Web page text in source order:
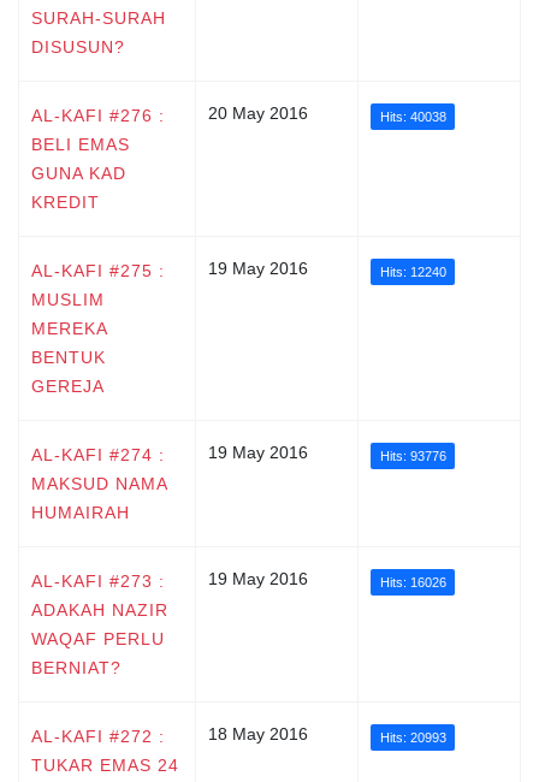
SURAH-SURAH
DISUSUN?
AL-KAFI #276 :
BELI EMAS
GUNA KAD
KREDIT
20 May 2016 Hits: 40038
AL-KAFI #275 :
MUSLIM
MEREKA
BENTUK
GEREJA
19 May 2016 Hits: 12240
AL-KAFI #274 :
MAKSUD NAMA
HUMAIRAH
19 May 2016 Hits: 93776
AL-KAFI #273 :
ADAKAH NAZIR
WAQAF PERLU
BERNIAT?
19 May 2016 Hits: 16026
AL-KAFI #272 :
TUKAR EMAS 24
18 May 2016 Hits: 20993